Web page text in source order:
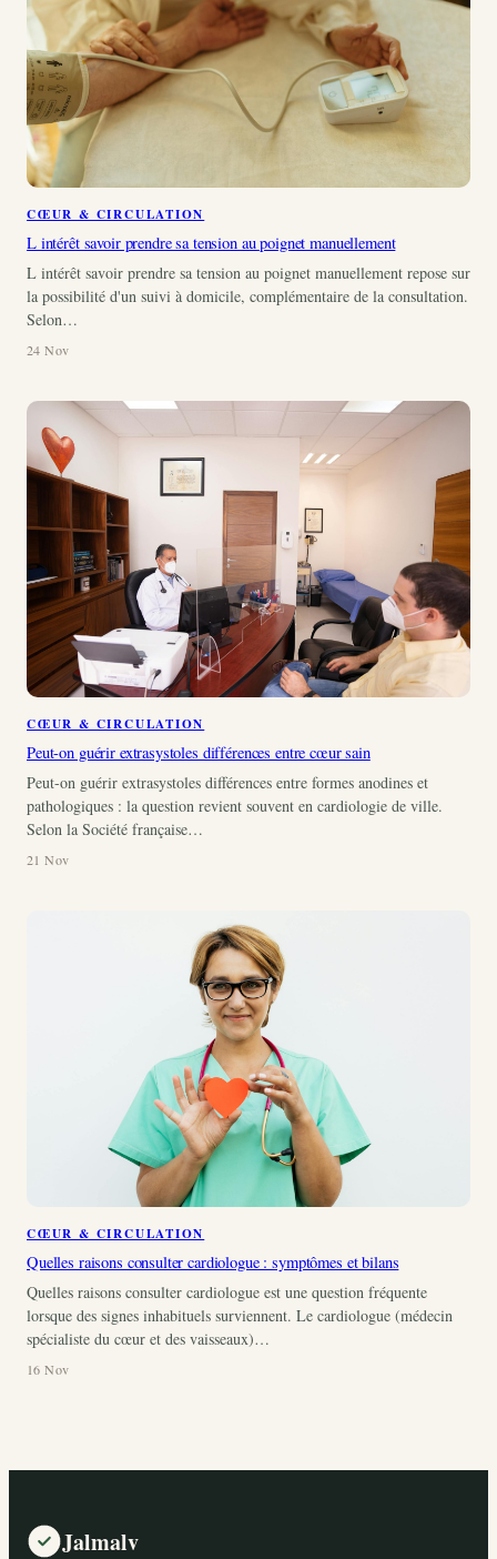
CŒUR & CIRCULATION
L intérêt savoir prendre sa tension au poignet manuellement
L intérêt savoir prendre sa tension au poignet manuellement repose sur
la possibilité d'un suivi à domicile, complémentaire de la consultation.
Selon…
24 Nov
CŒUR & CIRCULATION
Peut-on guérir extrasystoles différences entre cœur sain
Peut-on guérir extrasystoles différences entre formes anodines et
pathologiques : la question revient souvent en cardiologie de ville.
Selon la Société française…
21 Nov
CŒUR & CIRCULATION
Quelles raisons consulter cardiologue : symptômes et bilans
Quelles raisons consulter cardiologue est une question fréquente
lorsque des signes inhabituels surviennent. Le cardiologue (médecin
spécialiste du cœur et des vaisseaux)…
16 Nov
Jalmalv